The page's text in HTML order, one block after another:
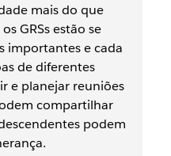
mais do que
GRSs estão se
importantes e cada
de diferentes
e planejar reuniões
compartilhar
podem